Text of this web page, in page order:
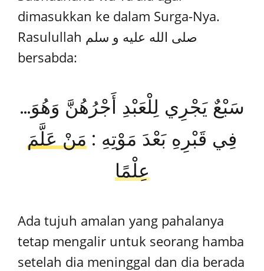
dimasukkan ke dalam Surga-Nya.
Rasulullah صلى الله عليه و سلم
bersabda:​
...سَبْعٌ يَجْرِي لِلْعَبْدِ أَجْرُهُنَّ وَهُوَ
فِي قَبْرِهِ بَعْدَ مَوْتِهِ : مَنْ عَلَّمَ
عِلْمًا
Ada tujuh amalan yang pahalanya
tetap mengalir untuk seorang hamba
setelah dia meninggal dan dia berada